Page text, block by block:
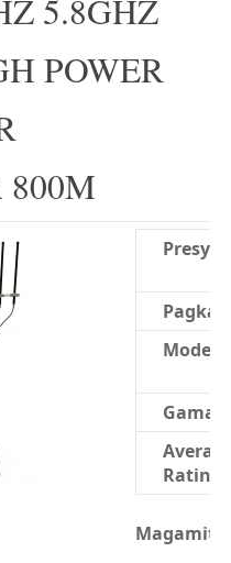
5.8GHZ
POWER
800M
Presyo:
Gama:
Rating:
Magamit